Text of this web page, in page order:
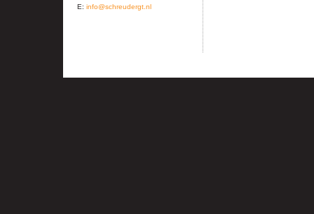
E: info@schreudergt.nl